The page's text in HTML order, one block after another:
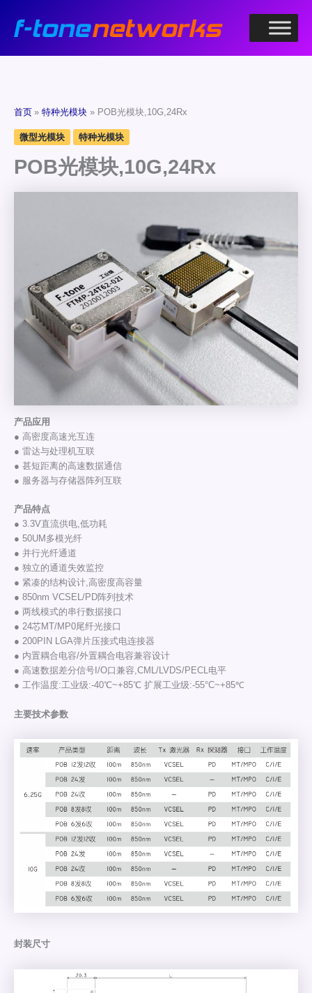
首页 特种光模块 POB光模块,10G,24Rx
微型光模块 特种光模块
POB光模块,10G,24Rx
产品应用
● 高密度高速光互连
● 雷达与处理机互联
● 甚短距离的高速数据通信
● 服务器与存储器阵列互联
产品特点
● 3.3V直流供电,低功耗
● 50UM多模光纤
● 并行光纤通道
● 独立的通道失效监控
● 紧凑的结构设计,高密度高容量
● 850nm VCSEL/PD阵列技术
● 两线模式的串行数据接口
● 24芯MT/MP0尾纤光接口
● 200PIN LGA弹片压接式电连接器
● 内置耦合电容/外置耦合电容兼容设计
● 高速数据差分信号I/O口兼容,CML/LVDS/PECL电平
● 工作温度:工业级:-40℃~+85℃ 扩展工业级:-55°C~+85℃
主要技术参数
封装尺寸